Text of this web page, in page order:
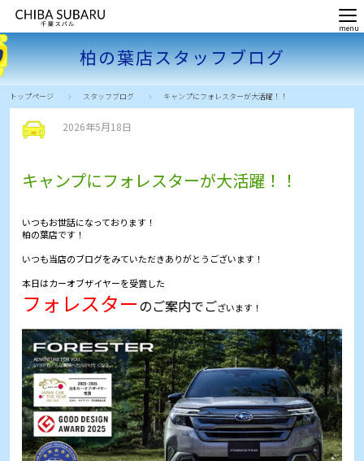
柏の葉店スタッフブログ
トップページ スタッフブログ キャンプにフォレスターが大活躍！！
2026年5月18日
キャンプにフォレスターが大活躍！！
いつもお世話になっております！
柏の葉店です！
いつも当店のブログをみていただきありがとうございます！
本日はカーオブザイヤーを受賞した
フォレスターのご案内でございます！